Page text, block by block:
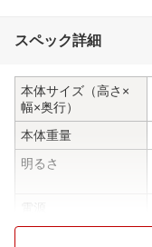
スペック詳細
本体サイズ（高さ×
幅×奥行）
本体重量
明るさ